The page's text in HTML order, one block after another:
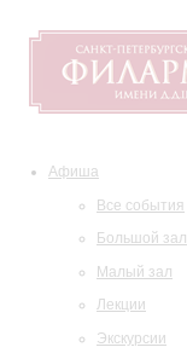
Афиша
Все события
Большой зал
Малый зал
Лекции
Экскурсии